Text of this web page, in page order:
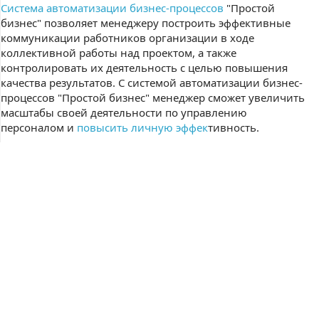
Система автоматизации бизнес-процессов "Простой
бизнес" позволяет менеджеру построить эффективные
коммуникации работников организации в ходе
коллективной работы над проектом, а также
контролировать их деятельность с целью повышения
качества результатов. С системой автоматизации бизнес-
процессов "Простой бизнес" менеджер сможет увеличить
масштабы своей деятельности по управлению
персоналом и повысить личную эффективность.